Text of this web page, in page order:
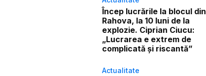
Încep lucrările la blocul din
Rahova, la 10 luni de la
explozie. Ciprian Ciucu:
„Lucrarea e extrem de
complicată și riscantă”
Actualitate